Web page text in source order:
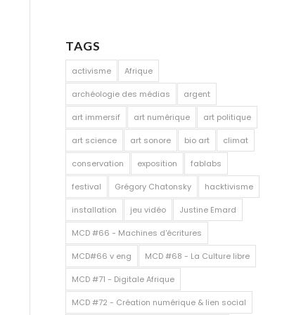
TAGS
activisme Afrique
archéologie des médias argent
art immersif art numérique art politique
art science art sonore bio art climat
conservation exposition fablabs
festival Grégory Chatonsky hacktivisme
installation jeu vidéo Justine Emard
MCD #66 - Machines d'écritures
MCD#66 v eng MCD #68 - La Culture libre
MCD #71 - Digitale Afrique
MCD #72 - Création numérique & lien social